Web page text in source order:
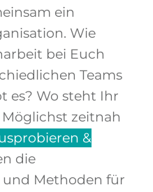
ein
Wie
bei Euch
Teams
es? Wo steht Ihr
Möglichst zeitnah
&
die
und Methoden für